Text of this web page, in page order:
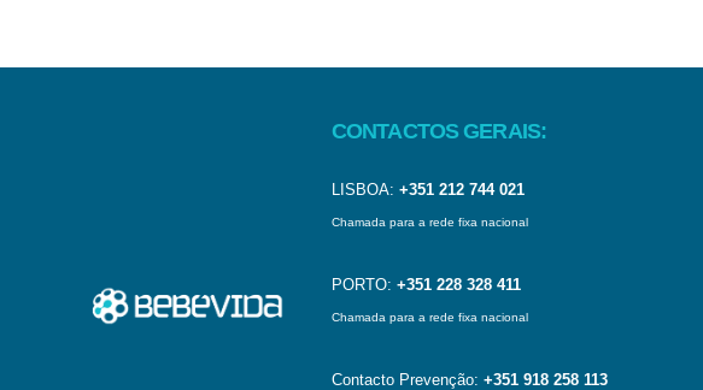
CONTACTOS GERAIS:
LISBOA: +351 212 744 021
Chamada para a rede fixa nacional
PORTO: +351 228 328 411
Chamada para a rede fixa nacional
Contacto Prevenção: +351 918 258 113